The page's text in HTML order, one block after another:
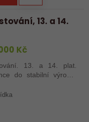
13. a 14.
Kč
13. a 14. plat.
do stabilní výrobní